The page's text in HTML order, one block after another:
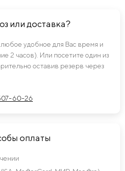
или доставка?
любое удобное для Вас время и
2 часов). Или посетите один из
оставив резерв через
60-26
оплаты